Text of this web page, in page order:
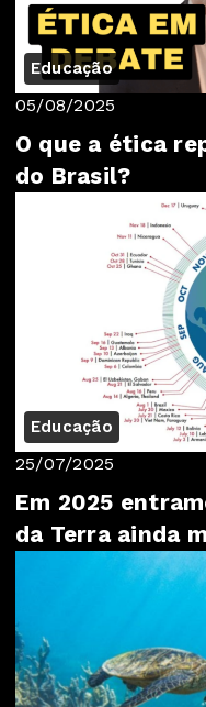
Educação
05/08/2025
O que a ética
do Brasil?
Educação
25/07/2025
Em 2025
da Terra ainda